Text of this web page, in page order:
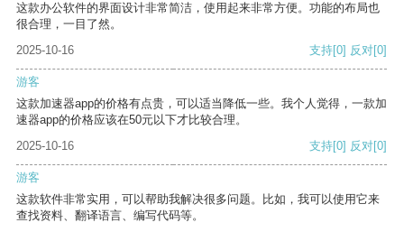
这款办公软件的界面设计非常简洁，使用起来非常方便。功能的布局也
很合理，一目了然。
2025-10-16
支持[0] 反对[0]
游客
这款加速器app的价格有点贵，可以适当降低一些。我个人觉得，一款加
速器app的价格应该在50元以下才比较合理。
2025-10-16
支持[0] 反对[0]
游客
这款软件非常实用，可以帮助我解决很多问题。比如，我可以使用它来
查找资料、翻译语言、编写代码等。